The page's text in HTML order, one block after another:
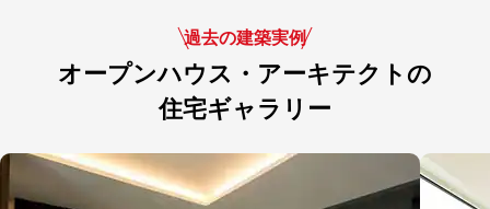
過去の建築実例
オープンハウス・アーキテクトの
住宅ギャラリー